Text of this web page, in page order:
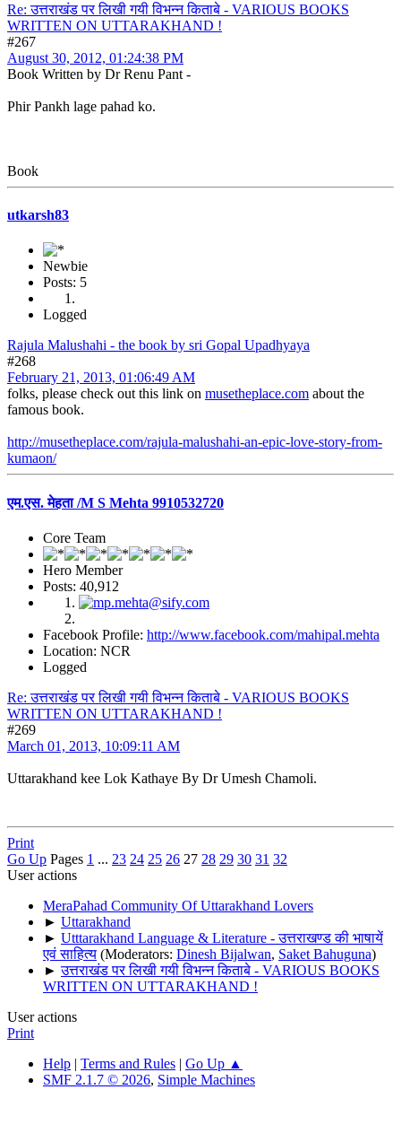
Re: उत्तराखंड पर लिखी गयी विभन्न किताबे - VARIOUS BOOKS
WRITTEN ON UTTARAKHAND !
#267
August 30, 2012, 01:24:38 PM
Book Written by Dr Renu Pant -
Phir Pankh lage pahad ko.
Book
utkarsh83
Newbie
Posts: 5
Logged
Rajula Malushahi - the book by sri Gopal Upadhyaya
#268
February 21, 2013, 01:06:49 AM
folks, please check out this link on musetheplace.com about the
famous book.
http://musetheplace.com/rajula-malushahi-an-epic-love-story-from-
kumaon/
एम.एस. मेहता /M S Mehta 9910532720
Core Team
Hero Member
Posts: 40,912
Facebook Profile: http://www.facebook.com/mahipal.mehta
Location: NCR
Logged
Re: उत्तराखंड पर लिखी गयी विभन्न किताबे - VARIOUS BOOKS
WRITTEN ON UTTARAKHAND !
#269
March 01, 2013, 10:09:11 AM
Uttarakhand kee Lok Kathaye By Dr Umesh Chamoli.
Print
Go Up Pages 1 ... 23 24 25 26 27 28 29 30 31 32
User actions
MeraPahad Community Of Uttarakhand Lovers
► Uttarakhand
► Utttarakhand Language & Literature - उत्तराखण्ड की भाषायें
एवं साहित्य (Moderators: Dinesh Bijalwan, Saket Bahuguna)
►उत्तराखंड पर लिखी गयी विभन्न किताबे - VARIOUS BOOKS
WRITTEN ON UTTARAKHAND !
User actions
Print
Help | Terms and Rules | Go Up ▲
SMF 2.1.7 © 2026, Simple Machines